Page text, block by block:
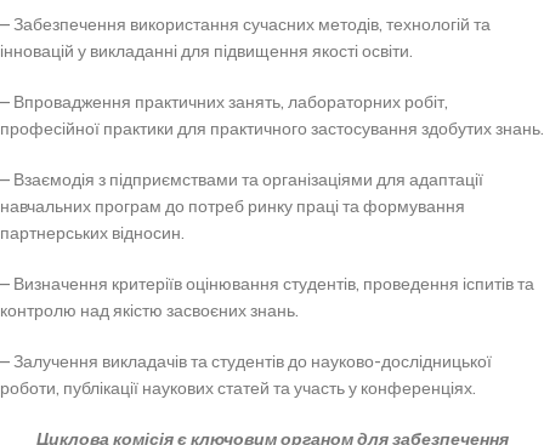
– Забезпечення використання сучасних методів, технологій та
інновацій у викладанні для підвищення якості освіти.
– Впровадження практичних занять, лабораторних робіт,
професійної практики для практичного застосування здобутих знань.
– Взаємодія з підприємствами та організаціями для адаптації
навчальних програм до потреб ринку праці та формування
партнерських відносин.
– Визначення критеріїв оцінювання студентів, проведення іспитів та
контролю над якістю засвоєних знань.
– Залучення викладачів та студентів до науково-дослідницької
роботи, публікації наукових статей та участь у конференціях.
Циклова комісія є ключовим органом для забезпечення